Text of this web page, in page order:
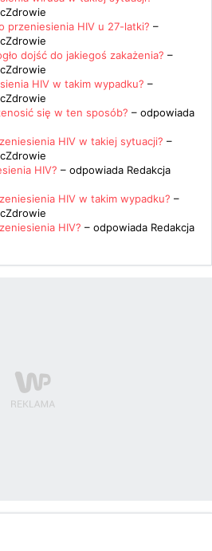
przeniesienia HIV u 27-latki? –
dojść do jakiegoś zakażenia? –
HIV w takim wypadku? –
się w ten sposób? – odpowiada
HIV w takiej sytuacji? –
HIV? – odpowiada Redakcja
HIV w takim wypadku? –
HIV? – odpowiada Redakcja